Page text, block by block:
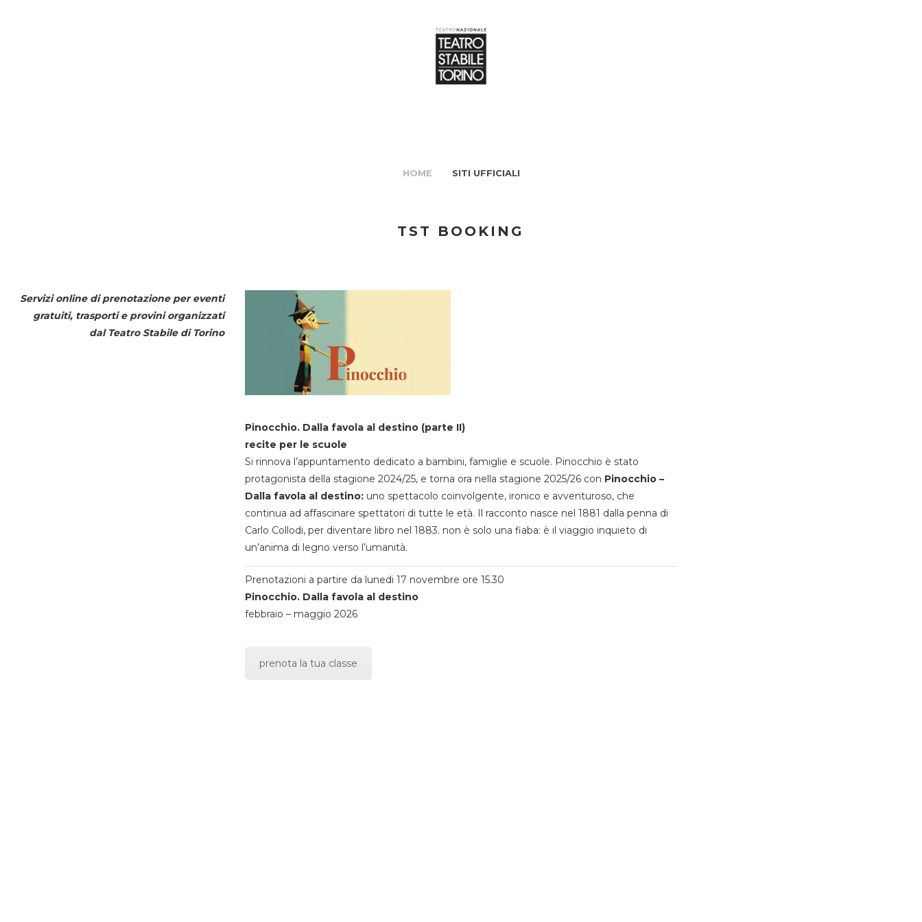
HOME SITI UFFICIALI
TST BOOKING
Servizi online di prenotazione per eventi
gratuiti, trasporti e provini organizzati
dal Teatro Stabile di Torino
Pinocchio. Dalla favola al destino (parte II)
recite per le scuole
Si rinnova l’appuntamento dedicato a bambini, famiglie e scuole. Pinocchio è stato
protagonista della stagione 2024/25, e torna ora nella stagione 2025/26 con Pinocchio –
Dalla favola al destino:uno spettacolo coinvolgente, ironico e avventuroso, che
continua ad affascinare spettatori di tutte le età. Il racconto nasce nel 1881 dalla penna di
Carlo Collodi, per diventare libro nel 1883. non è solo una fiaba: è il viaggio inquieto di
un’anima di legno verso l’umanità.
Prenotazioni a partire da lunedi 17 novembre ore 15.30
Pinocchio. Dalla favola al destino
febbraio – maggio 2026
prenota la tua classe